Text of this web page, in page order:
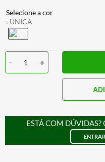
: UNICA
- 1 +
ESTÁ COM DÚVIDAS?